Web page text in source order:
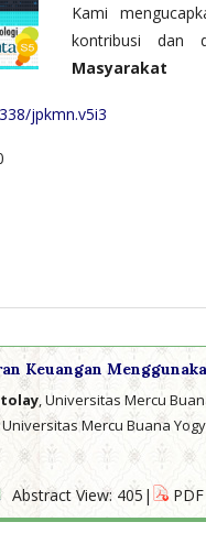
Kami
kontribusi dan
Masyarakat
jpkmn.v5i3
Keuangan
, Universitas Mercu
Universitas Mercu Buana
Abstract View: 405|